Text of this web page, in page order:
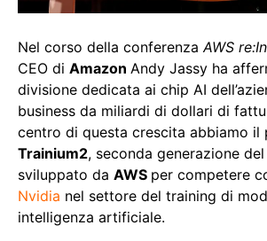
Nel corso della conferenza AWS
CEO di Amazon Andy Jassy ha
divisione dedicata ai chip AI
business da miliardi di dollari di
centro di questa crescita abbiamo il
Trainium2, seconda generazione
sviluppato da AWS per competere
Nvidia nel settore del training di
intelligenza artificiale.